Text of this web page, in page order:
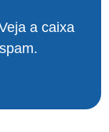
a caixa